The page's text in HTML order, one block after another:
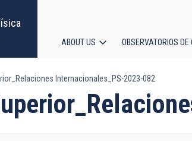
navigation
ABOUT US OBSERVATORIOS
Internacionales_PS-2023-082